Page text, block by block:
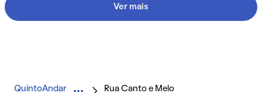
Ver mais
QuintoAndar Rua Canto e Melo